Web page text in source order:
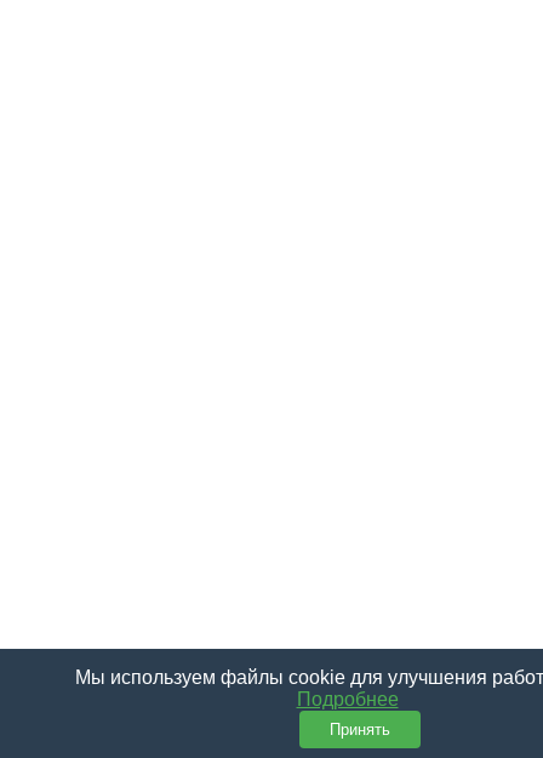
Мы используем файлы cookie для улучшения
Подробнее
Принять